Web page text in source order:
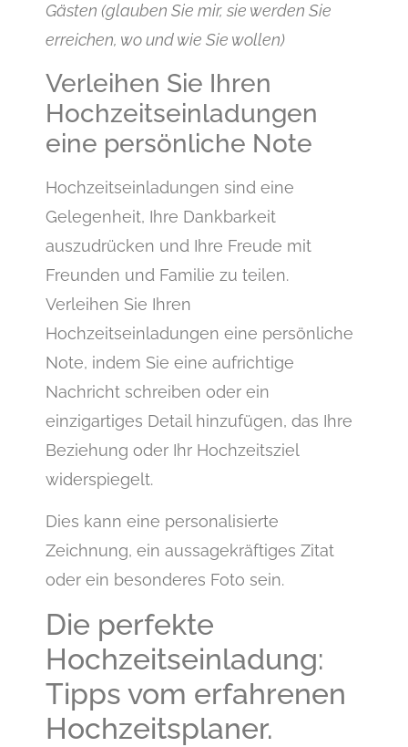
Gästen (glauben Sie mir, sie werden Sie
erreichen, wo und wie Sie wollen)
Verleihen Sie Ihren
Hochzeitseinladungen
eine persönliche Note
Hochzeitseinladungen sind eine
Gelegenheit, Ihre Dankbarkeit
auszudrücken und Ihre Freude mit
Freunden und Familie zu teilen.
Verleihen Sie Ihren
Hochzeitseinladungen eine persönliche
Note, indem Sie eine aufrichtige
Nachricht schreiben oder ein
einzigartiges Detail hinzufügen, das Ihre
Beziehung oder Ihr Hochzeitsziel
widerspiegelt.
Dies kann eine personalisierte
Zeichnung, ein aussagekräftiges Zitat
oder ein besonderes Foto sein.
Die perfekte
Hochzeitseinladung:
Tipps vom erfahrenen
Hochzeitsplaner.